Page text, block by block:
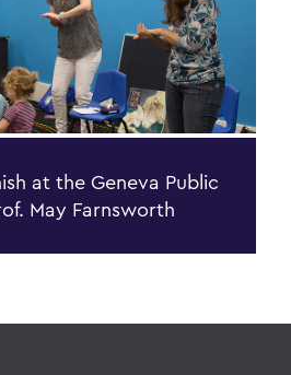
at the Geneva Public
May Farnsworth